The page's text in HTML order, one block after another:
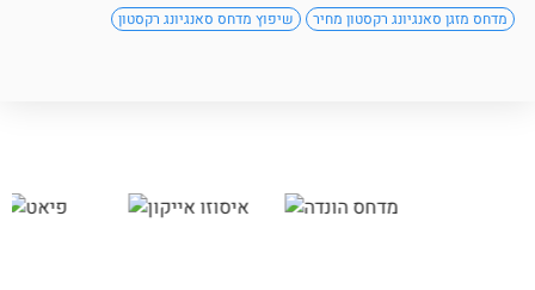
מדחס מזגן סאנגיונג רקסטון מחיר
שיפוץ מדחס סאנגיונג רקסטון